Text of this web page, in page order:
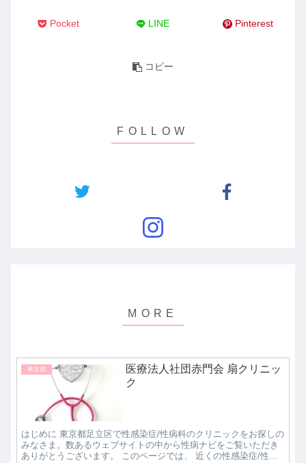
Pocket LINE Pinterest
コピー
東京都
医療法人社団赤門会 扇クリニッ
ク
はじめに 東京都足立区で性感染症/性病科のクリニックをお探しの
みなさま。数あるウェブサイトの中から性病ナビをご覧いただき
ありがとうございます。 このページでは、 近くの性感染症/性病